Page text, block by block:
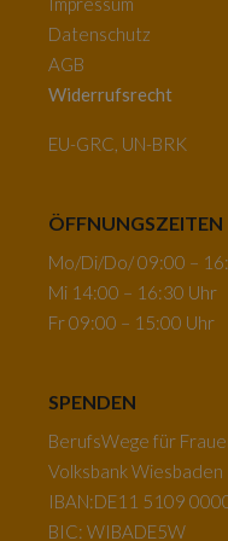
Datenschutz
AGB
Widerrufsrecht
EU-GRC, UN-BRK
ÖFFNUNGSZEITEN
Mo/Di/Do/ 09:00 –
Mi 14:00 – 16:30 Uhr
Fr 09:00 – 15:00 Uhr
SPENDEN
BerufsWege für
Volksbank Wiesbaden
IBAN:DE11 5109
BIC: WIBADE5W